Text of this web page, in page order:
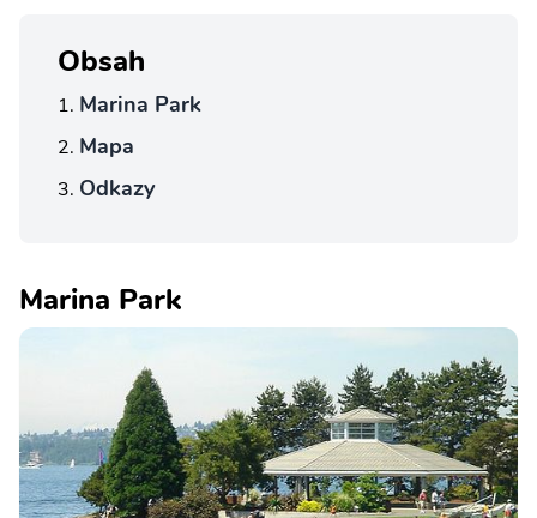
Obsah
Marina Park
Mapa
Odkazy
Marina Park